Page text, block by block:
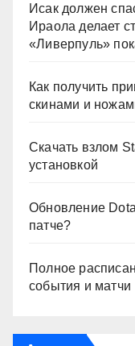
Исак должен
Ираола делает
«Ливерпуль»
Как получить
скинами и
Скачать взлом
установкой
Обновление
патче?
Полное
события и матчи